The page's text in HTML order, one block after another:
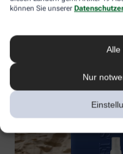
können Sie unserer
Alle
Nur